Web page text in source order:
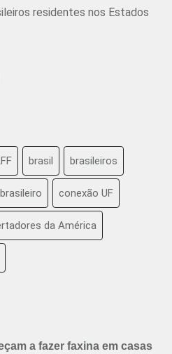
residentes nos Estados
brasil brasileiros
conexão UF
da América
a fazer faxina em casas